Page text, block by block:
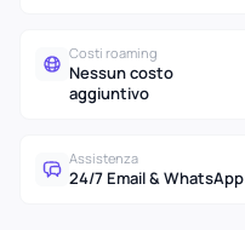
Costi roaming
Nessun costo
aggiuntivo
Assistenza
24/7 Email & WhatsApp